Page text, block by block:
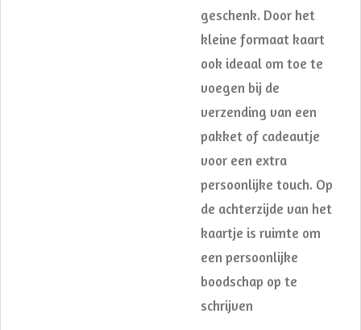
geschenk. Door het
kleine formaat kaart
ook ideaal om toe te
voegen bij de
verzending van een
pakket of cadeautje
voor een extra
persoonlijke touch. Op
de achterzijde van het
kaartje is ruimte om
een persoonlijke
boodschap op te
schrijven